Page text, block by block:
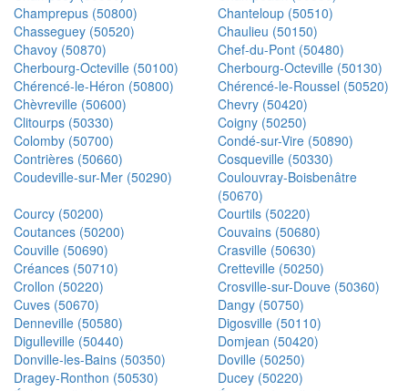
Champrepus (50800)
Chanteloup (50510)
Chasseguey (50520)
Chaulieu (50150)
Chavoy (50870)
Chef-du-Pont (50480)
Cherbourg-Octeville (50100)
Cherbourg-Octeville (50130)
Chérencé-le-Héron (50800)
Chérencé-le-Roussel (50520)
Chèvreville (50600)
Chevry (50420)
Clitourps (50330)
Coigny (50250)
Colomby (50700)
Condé-sur-Vire (50890)
Contrières (50660)
Cosqueville (50330)
Coudeville-sur-Mer (50290)
Coulouvray-Boisbenâtre
(50670)
Courcy (50200)
Courtils (50220)
Coutances (50200)
Couvains (50680)
Couville (50690)
Crasville (50630)
Créances (50710)
Cretteville (50250)
Crollon (50220)
Crosville-sur-Douve (50360)
Cuves (50670)
Dangy (50750)
Denneville (50580)
Digosville (50110)
Digulleville (50440)
Domjean (50420)
Donville-les-Bains (50350)
Doville (50250)
Dragey-Ronthon (50530)
Ducey (50220)